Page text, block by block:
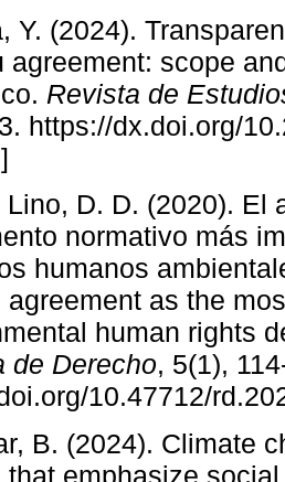
Y. (2024).
agreement: scope
Revista de
https://dx.doi.org/
]
Lino, D. D. (2020). El
normativo más
humanos
agreement as the
human rights
de Derecho, 5(1),
10.47712/
B. (2024). Climate
that emphasize